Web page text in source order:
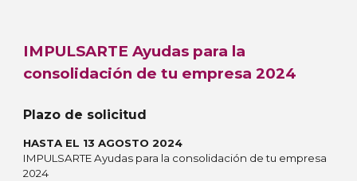
IMPULSARTE Ayudas para la
consolidación de tu empresa 2024
Plazo de solicitud
HASTA EL 13 AGOSTO 2024
IMPULSARTE Ayudas para la consolidación de tu empresa
2024